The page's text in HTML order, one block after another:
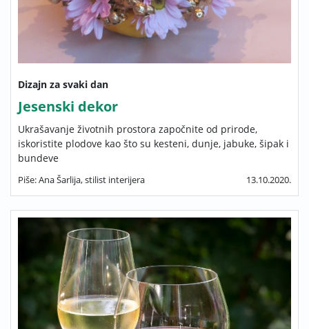
Dizajn za svaki dan
Jesenski dekor
Ukrašavanje životnih prostora započnite od prirode,
iskoristite plodove kao što su kesteni, dunje, jabuke, šipak i
bundeve
Piše: Ana Šarlija, stilist interijera 13.10.2020.